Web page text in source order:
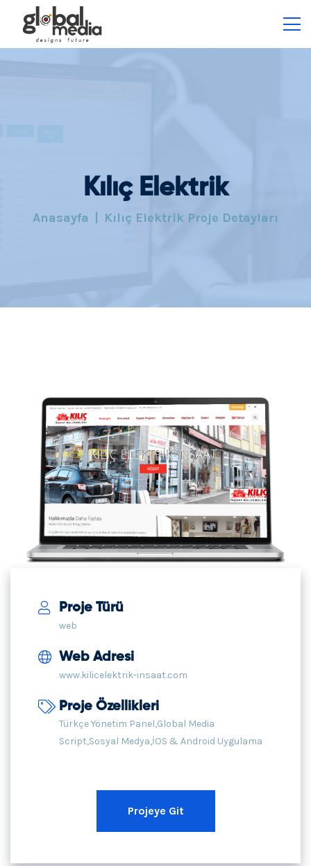
Kılıç Elektrik
Anasayfa Kılıç Elektrik Proje Detayları
Proje Türü
web
Web Adresi
www.kilicelektrik-insaat.com
Proje Özellikleri
Türkçe Yönetim Panel,Global Media
Script,Sosyal Medya,İOS & Android Uygulama
Projeye Git